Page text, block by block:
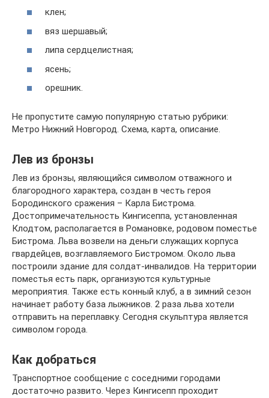
клен;
вяз шершавый;
липа сердцелистная;
ясень;
орешник.
Не пропустите самую популярную статью рубрики:
Метро Нижний Новгород. Схема, карта, описание.
Лев из бронзы
Лев из бронзы, являющийся символом отважного и
благородного характера, создан в честь героя
Бородинского сражения – Карла Бистрома.
Достопримечательность Кингисеппа, установленная
Клодтом, располагается в Романовке, родовом поместье
Бистрома. Льва возвели на деньги служащих корпуса
гвардейцев, возглавляемого Бистромом. Около льва
построили здание для солдат-инвалидов. На территории
поместья есть парк, организуются культурные
мероприятия. Также есть конный клуб, а в зимний сезон
начинает работу база лыжников. 2 раза льва хотели
отправить на переплавку. Сегодня скульптура является
символом города.
Как добраться
Транспортное сообщение с соседними городами
достаточно развито. Через Кингисепп проходит